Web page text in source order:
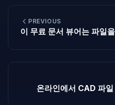
PREVIOUS
이 무료 문서 뷰어는 파일
온라인에서 CAD 파